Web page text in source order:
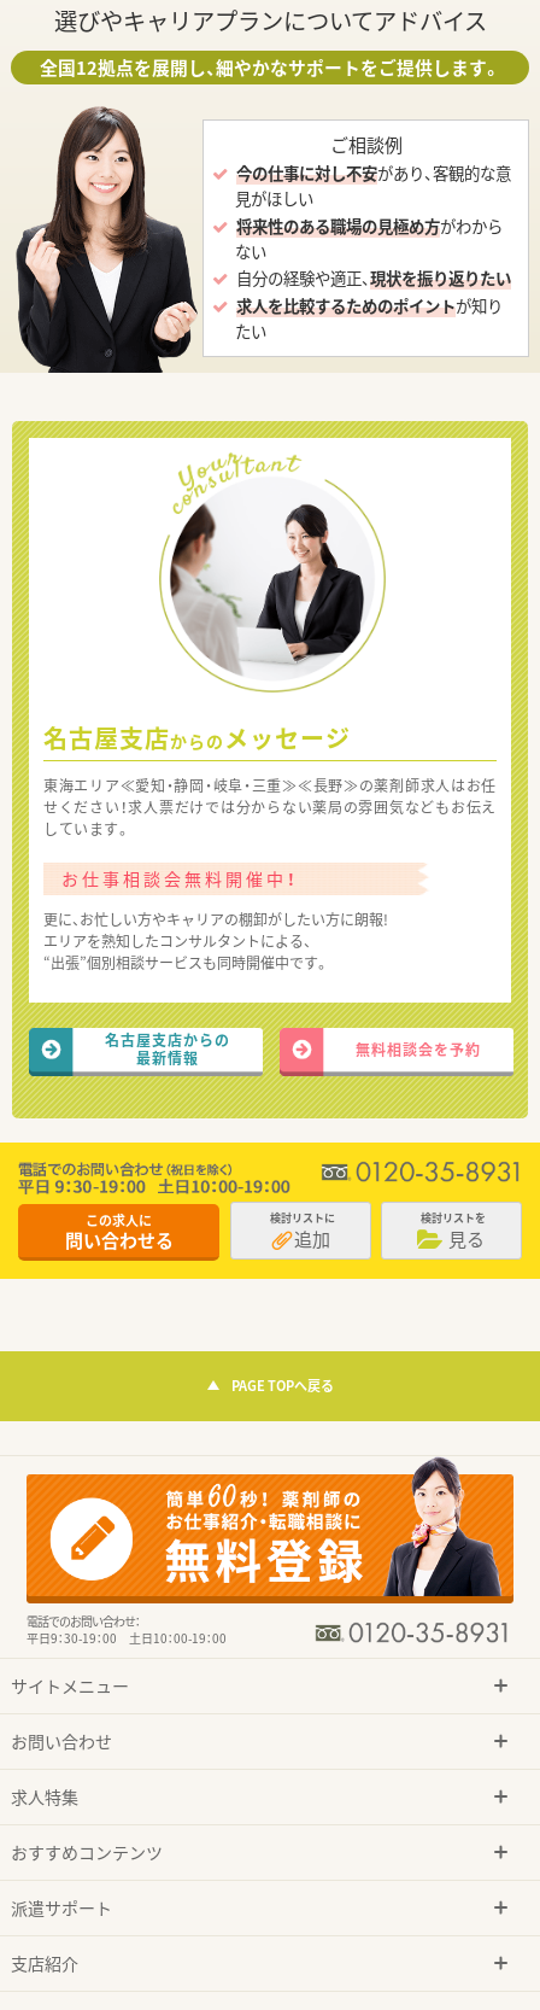
選びやキャリアプランについてアドバイス
全国12拠点を展開し、細やかなサポートをご提供します。
ご相談例
今の仕事に対し不安があり、客観的な意
見がほしい
将来性のある職場の見極め方がわから
ない
自分の経験や適正、現状を振り返りたい
求人を比較するためのポイントが知り
たい
名古屋支店からの メッセージ
東海エリア≪愛知・静岡・岐阜・三重≫≪長野≫の薬剤師求人はお任
せください！求人票だけでは分からない薬局の雰囲気などもお伝え
しています。
お仕事相談会無料開催中！
更に、お忙しい方やキャリアの棚卸がしたい方に朗報!
エリアを熟知したコンサルタントによる、
“出張”個別相談サービスも同時開催中です。
名古屋支店からの
最新情報
無料相談会を予約
この求人に
問い合わせる
検討リストに
追加
検討リストを
見る
PAGE TOPへ戻る
電話でのお問い合わせ：
平日9：30-19：00 土日10：00-19：00
サイトメニュー
お問い合わせ
求人特集
おすすめコンテンツ
派遣サポート
支店紹介